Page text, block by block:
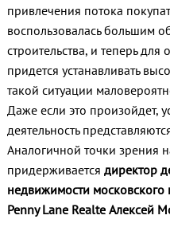
привлечения потока
воспользовалась большим
строительства, и теперь
придется устанавливать
такой ситуации
Даже если это произойдет,
деятельность
Аналогичной точки зрения
придерживается директор
недвижимости московского
Penny Lane Realte Алексей